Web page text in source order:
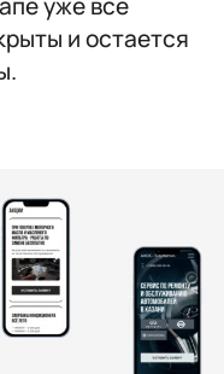
уже все
и остается